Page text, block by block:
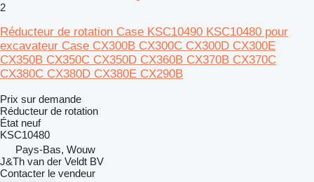
2
Réducteur de rotation Case KSC10490 KSC10480 pour
excavateur Case CX300B CX300C CX300D CX300E
CX350B CX350C CX350D CX360B CX370B CX370C
CX380C CX380D CX380E CX290B
Prix sur demande
Réducteur de rotation
État neuf
KSC10480
Pays-Bas, Wouw
J&Th van der Veldt BV
Contacter le vendeur